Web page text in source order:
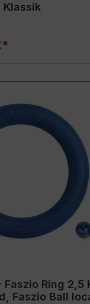
Klassik
Faszio Ring 2,5
Faszio Ball